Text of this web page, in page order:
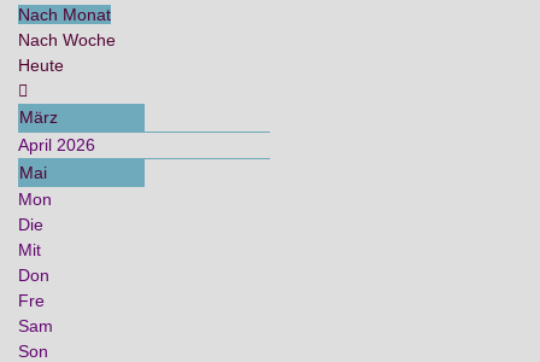
Nach Monat
Nach Woche
Heute
März
April 2026
Mai
Mon
Die
Mit
Don
Fre
Sam
Son